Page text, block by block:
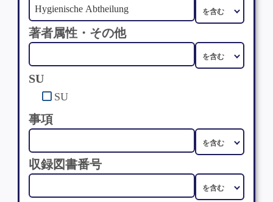
著者属性・その他
SU
SU
事項
収録図書番号